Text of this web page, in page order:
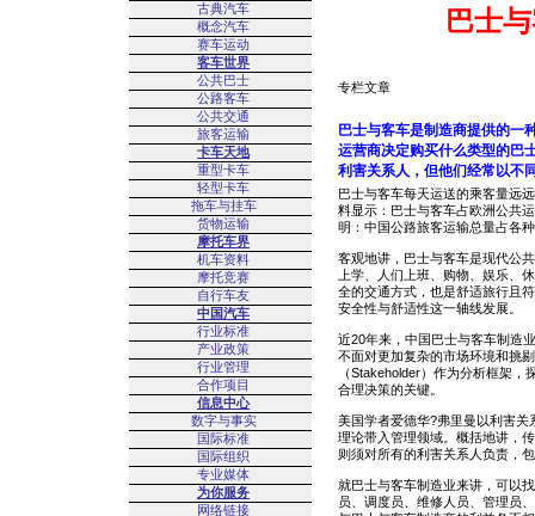
古典汽车
概念汽车
赛车运动
客车世界
公共巴士
公路客车
公共交通
旅客运输
卡车天地
重型卡车
轻型卡车
拖车与挂车
货物运输
摩托车界
机车资料
摩托竞赛
自行车友
中国汽车
行业标准
产业政策
行业管理
合作项目
信息中心
数字与事实
国际标准
国际组织
专业媒体
为你服务
网络链接
巴士
专栏文章
巴士与客车是制造商提供的一
运营商决定购买什么类型的巴
利害关系人，但他们经常以
巴士与客车每天运送的乘客量远
料显示：巴士与客车占欧洲公共
明：中国公路旅客运输总量占各
客观地讲，巴士与客车是现代公
上学、人们上班、购物、娱乐、
全的交通方式，也是舒适旅行且
安全性与舒适性这一轴线发展。
近20年来，中国巴士与客车制造
不面对更加复杂的市场环境和挑
（Stakeholder）作为分析框架
合理决策的关键。
美国学者爱德华?弗里曼以利害
理论带入管理领域。概括地讲，
则须对所有的利害关系人负责，
就巴士与客车制造业来讲，可以
员、调度员、维修人员、管理员